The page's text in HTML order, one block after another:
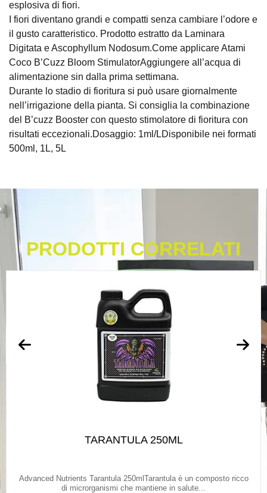
esplosiva di fiori.
I fiori diventano grandi e compatti senza cambiare l’odore e
il gusto caratteristico. Prodotto estratto da Laminara
Digitata e Ascophyllum Nodosum.Come applicare Atami
Coco B’Cuzz Bloom StimulatorAggiungere all’acqua di
alimentazione sin dalla prima settimana.
Durante lo stadio di fioritura si può usare giornalmente
nell’irrigazione della pianta. Si consiglia la combinazione
del B’cuzz Booster con questo stimolatore di fioritura con
risultati eccezionali.Dosaggio: 1ml/LDisponibile nei formati
500ml, 1L, 5L
PRODOTTI CORRELATI
TARANTULA 250ML
Advanced Nutrients Tarantula 250mlTarantula è un composto ricco
di microrganismi che mantiene in salute...